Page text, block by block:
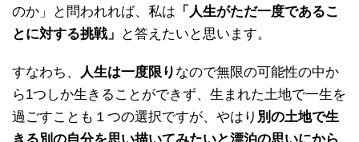
のか」と問われれば、私は 「人生がただ一度であるこ
とに対する挑戦」 と答えたいと思います。
すなわち、 人生は一度限り なので無限の可能性の中か
ら1つしか生きることができず、生まれた土地で一生を
過ごすことも１つの選択ですが、やはり 別の土地で生